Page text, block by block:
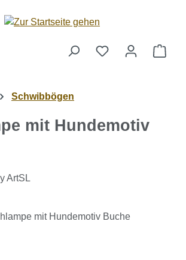
Schwibbögen
mit Hundemotiv
ArtSL